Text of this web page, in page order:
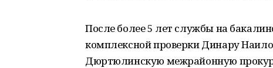
После более 5 лет службы на
комплексной проверки Динару
Дюртюлинскую межрайонную